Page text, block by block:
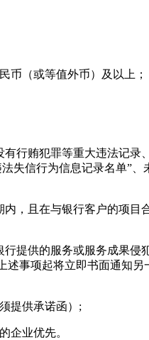
币（或等值外币）及以上；
行贿犯罪等重大违法记录
失信行为信息记录名单”
，且在与银行客户的项
提供的服务或服务成果侵
事项起将立即书面通知
提供承诺函）;
企业优先。